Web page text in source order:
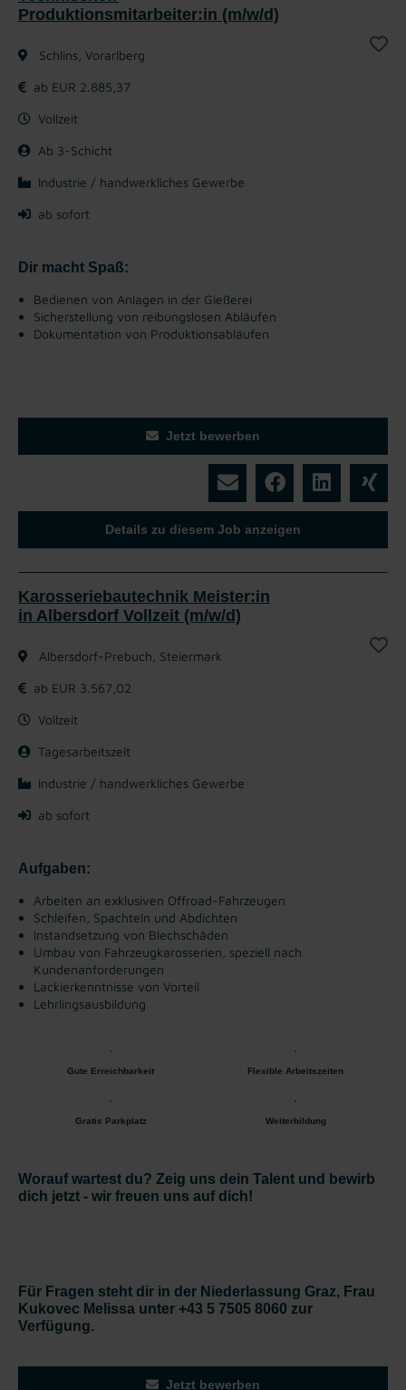
Produktionsmitarbeiter:in (m/w/d)
Schlins, Vorarlberg
ab EUR 2.885,37
Vollzeit
Ab 3-Schicht
Industrie / handwerkliches Gewerbe
ab sofort
Dir macht Spaß:
Bedienen von Anlagen in der Gießerei
Sicherstellung von reibungslosen Abläufen
Dokumentation von Produktionsabläufen
Jetzt bewerben
Details zu diesem Job anzeigen
Karosseriebautechnik Meister:in
in Albersdorf Vollzeit (m/w/d)
Albersdorf-Prebuch, Steiermark
ab EUR 3.567,02
Vollzeit
Tagesarbeitszeit
Industrie / handwerkliches Gewerbe
ab sofort
Aufgaben:
Arbeiten an exklusiven Offroad-Fahrzeugen
Schleifen, Spachteln und Abdichten
Instandsetzung von Blechschäden
Umbau von Fahrzeugkarosserien, speziell nach
Kundenanforderungen
Lackierkenntnisse von Vorteil
Lehrlingsausbildung
Gute Erreichbarkeit Flexible Arbeitszeiten
Gratis Parkplatz Weiterbildung
Worauf wartest du? Zeig uns dein Talent und bewirb
dich jetzt - wir freuen uns auf dich!
Für Fragen steht dir in der Niederlassung Graz, Frau
Kukovec Melissa unter +43 5 7505 8060 zur
Verfügung.
Jetzt bewerben